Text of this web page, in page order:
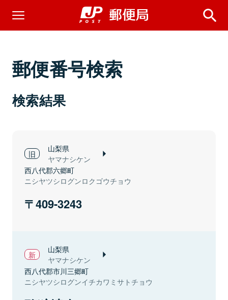
郵便番号検索
検索結果
山梨県
ヤマナシケン
西八代郡六郷町
ニシヤツシログンロクゴウチョウ
409-3243
山梨県
ヤマナシケン
西八代郡市川三郷町
ニシヤツシログンイチカワミサトチョウ